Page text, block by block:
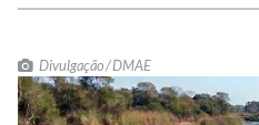
Divulgação / DMAE